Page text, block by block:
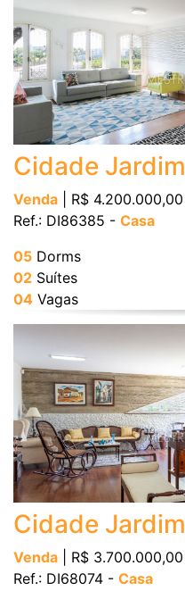
Cidade Jardim
Venda | R$ 4.200.000,00
Ref.: DI86385 - Casa
05 Dorms
02 Suítes
04 Vagas
Cidade Jardim
Venda | R$ 3.700.000,00
Ref.: DI68074 - Casa